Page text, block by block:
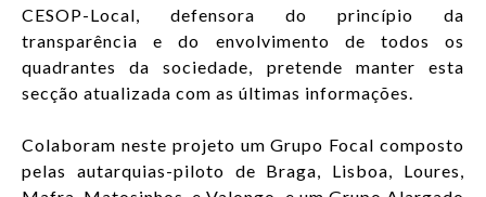
ADERIR
ENTRAR
PT Lista de
CESOP-Local, defensora do princípio da
transparência e do envolvimento de todos os
quadrantes da sociedade, pretende manter esta
secção atualizada com as últimas informações.
Colaboram neste projeto um Grupo Focal composto
pelas autarquias-piloto de Braga, Lisboa, Loures,